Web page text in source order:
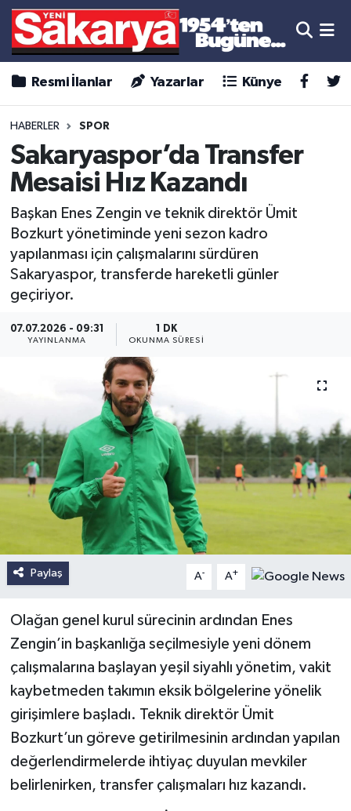
Resmi İlanlar Yazarlar Künye
HABERLER SPOR
Sakaryaspor’da Transfer
Mesaisi Hız Kazandı
Başkan Enes Zengin ve teknik direktör Ümit
Bozkurt yönetiminde yeni sezon kadro
yapılanması için çalışmalarını sürdüren
Sakaryaspor, transferde hareketli günler
geçiriyor.
07.07.2026 - 09:31
YAYINLANMA
1 DK
OKUNMA SÜRESI
Paylaş A- A+
Olağan genel kurul sürecinin ardından Enes
Zengin’in başkanlığa seçilmesiyle yeni dönem
çalışmalarına başlayan yeşil siyahlı yönetim, vakit
kaybetmeden takımın eksik bölgelerine yönelik
girişimlere başladı. Teknik direktör Ümit
Bozkurt’un göreve getirilmesinin ardından yapılan
değerlendirmelerde ihtiyaç duyulan mevkiler
belirlenirken, transfer çalışmaları hız kazandı.